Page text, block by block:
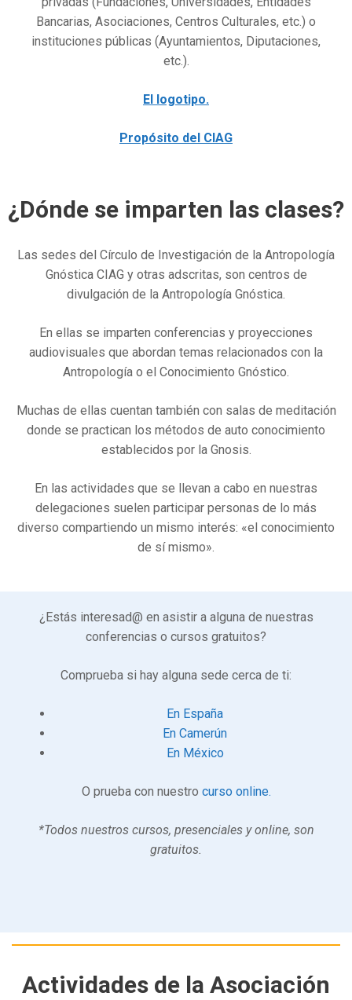
Bancarias, Asociaciones, Centros Culturales, etc.) o
instituciones públicas (Ayuntamientos, Diputaciones,
etc.).
El logotipo.
Propósito del CIAG
¿Dónde se imparten las clases?
Las sedes del Círculo de Investigación de la Antropología
Gnóstica CIAG y otras adscritas, son centros de
divulgación de la Antropología Gnóstica.
En ellas se imparten conferencias y proyecciones
audiovisuales que abordan temas relacionados con la
Antropología o el Conocimiento Gnóstico.
Muchas de ellas cuentan también con salas de meditación
donde se practican los métodos de auto conocimiento
establecidos por la Gnosis.
En las actividades que se llevan a cabo en nuestras
delegaciones suelen participar personas de lo más
diverso compartiendo un mismo interés: «el conocimiento
de sí mismo».
¿Estás interesad@ en asistir a alguna de nuestras
conferencias o cursos gratuitos?
Comprueba si hay alguna sede cerca de ti:
En España
En Camerún
En México
O prueba con nuestro curso online.
*Todos nuestros cursos, presenciales y online, son
gratuitos.
Actividades de la Asociación